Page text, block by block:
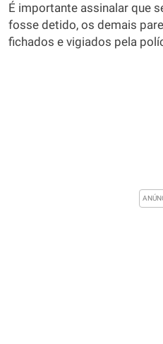
É importante assinalar que
fosse detido, os demais
fichados e vigiados pela